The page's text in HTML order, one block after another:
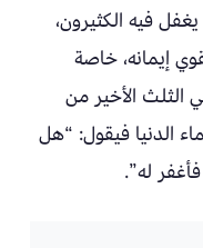
فيه الكثيرون،
إيمانه، خاصة
الثلث الأخير من
الدنيا فيقول: “هل
له”.